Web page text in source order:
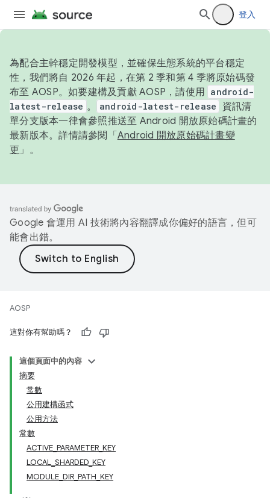
登入
為配合主幹穩定開發模型，並確保生態系統的平台穩定
性，我們將自 2026 年起，在第 2 季和第 4 季將原始碼發
布至 AOSP。如要建構及貢獻 AOSP，請使用 android-
latest-release 。 android-latest-release
資訊清
單分支版本一律會參照推送至 Android 開放原始碼計畫的
最新版本。詳情請參閱「 Android 開放原始碼計畫變
更 」。
Google 會運用 AI 技術將內容翻譯成你偏好的語言，但可
能會出錯。
AOSP
這對你有幫助嗎？
這個頁面中的內容
摘要
常數
公用建構函式
公用方法
常數
ACTIVE_PARAMETER_KEY
LOCAL_SHARDED_KEY
MODULE_DIR_PATH_KEY